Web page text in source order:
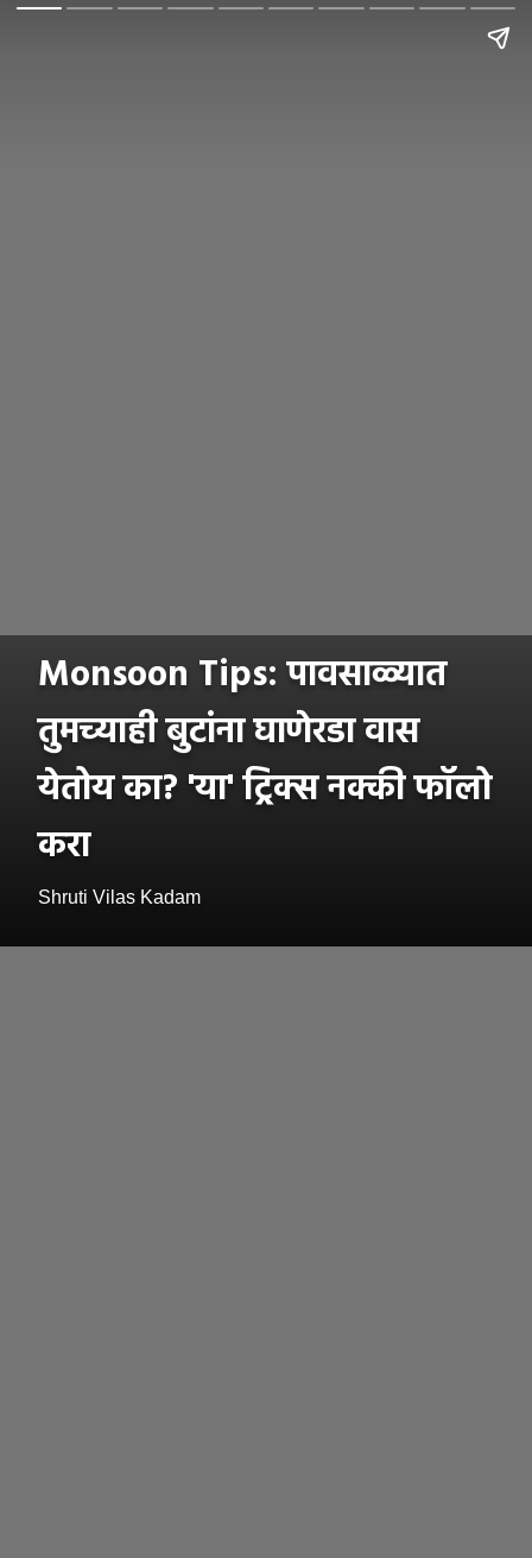
Monsoon Tips: पावसाळ्यात
तुमच्याही बुटांना घाणेरडा वास
येतोय का? 'या' ट्रिक्स नक्की फॉलो
करा
Shruti Vilas Kadam